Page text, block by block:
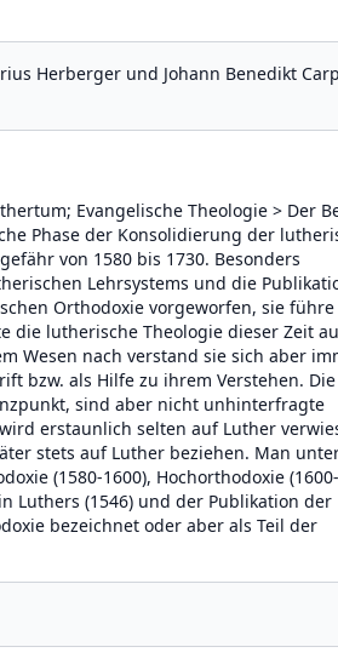
Herberger und Johann Benedikt
Evangelische Theologie > Der
Phase der Konsolidierung der
von 1580 bis 1730. Besonders
Lehrsystems und die
Orthodoxie vorgeworfen, sie
die lutherische Theologie dieser Zeit
Wesen nach verstand sie sich aber
bzw. als Hilfe zu ihrem Verstehen. Die
sind aber nicht unhinterfragte
erstaunlich selten auf Luther
stets auf Luther beziehen. Man
(1580-1600), Hochorthodoxie
Luthers (1546) und der Publikation der
bezeichnet oder aber als Teil der